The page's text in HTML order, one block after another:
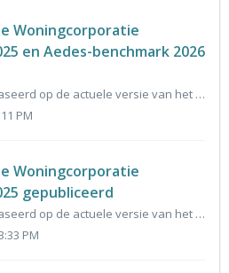
Woningcorporatie
en Aedes-benchmark 2026
De taxonomie is gebaseerd op de actuele versie van het gegevensmodel dVi 2025 en vormt de basis voor het invoerportaal voor dVi 2025 en Aedes-benchmark 2026...
PM
Woningcorporatie
gepubliceerd
De taxonomie is gebaseerd op de actuele versie van het gegevensmodel dPi2025 en vormt de basis voor het invoerportaal voor dPi2025. De reacties op de alfa v...
PM